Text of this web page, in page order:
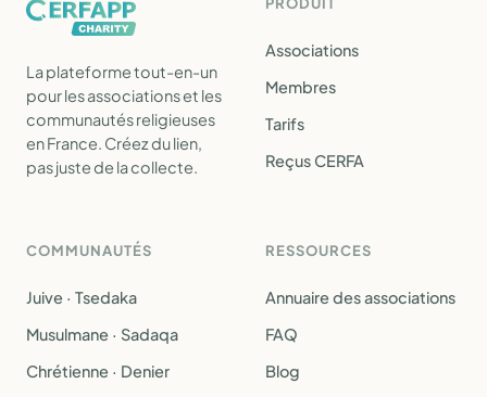
La plateforme tout-en-un
pour les associations et les
communautés religieuses
en France. Créez du lien,
pas juste de la collecte.
Associations
Membres
Tarifs
Reçus CERFA
COMMUNAUTÉS
Juive · Tsedaka
Musulmane · Sadaqa
Chrétienne · Denier
RESSOURCES
Annuaire des associations
FAQ
Blog